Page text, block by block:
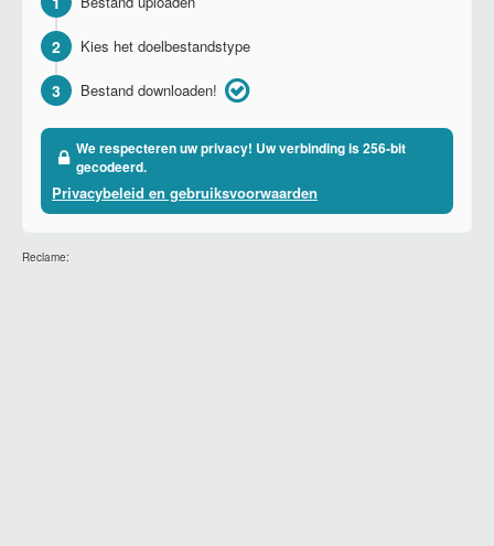
2 Kies het doelbestandstype
3 Bestand downloaden!
We respecteren uw privacy! Uw verbinding is 256-bit
gecodeerd.
Privacybeleid en gebruiksvoorwaarden
Reclame: